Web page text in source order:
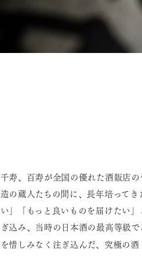
千寿、百寿が全国の優れた酒販店
造の蔵人たちの間に、長年培って
い」「もっと良いものを届けたい
ぎ込み、当時の日本酒の最高等級
を惜しみなく注ぎ込んだ、究極の酒